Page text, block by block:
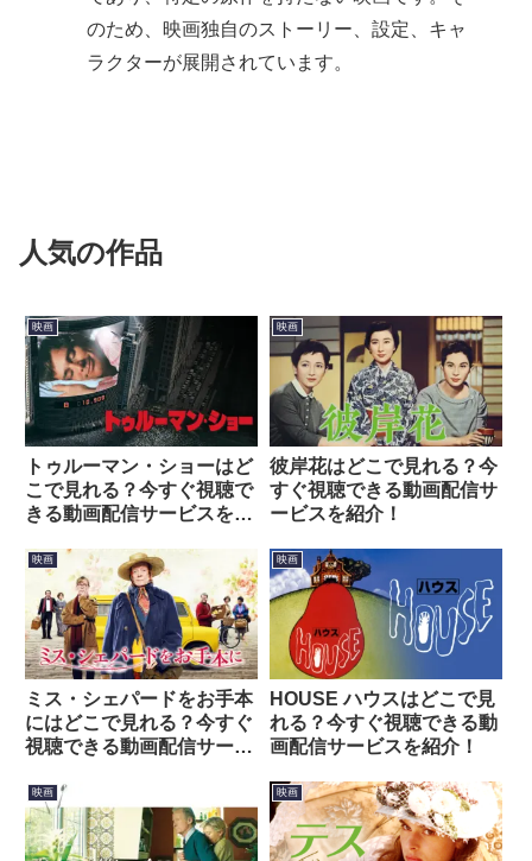
のため、映画独自のストーリー、設定、キャ
ラクターが展開されています。
人気の作品
映画
トゥルーマン・ショーはど
こで見れる？今すぐ視聴で
きる動画配信サービスを紹
映画
彼岸花はどこで見れる？今
すぐ視聴できる動画配信サ
ービスを紹介！
映画
ミス・シェパードをお手本
にはどこで見れる？今すぐ
視聴できる動画配信サービ
映画
HOUSE ハウスはどこで見
れる？今すぐ視聴できる動
画配信サービスを紹介！
映画 映画